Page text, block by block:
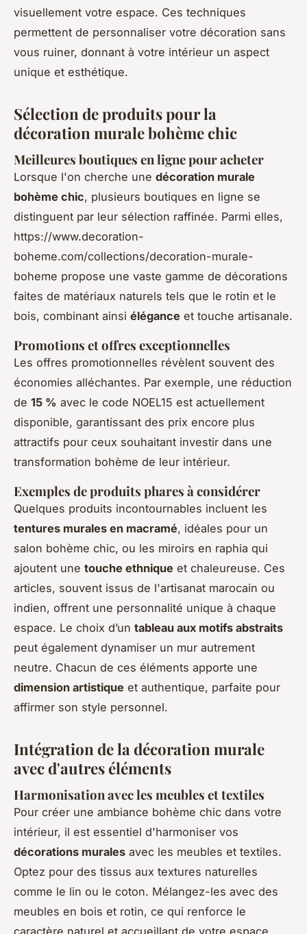
visuellement votre espace. Ces techniques
permettent de personnaliser votre décoration sans
vous ruiner, donnant à votre intérieur un aspect
unique et esthétique.
Sélection de produits pour la
décoration murale bohème chic
Meilleures boutiques en ligne pour acheter
Lorsque l'on cherche une décoration murale
bohème chic, plusieurs boutiques en ligne se
distinguent par leur sélection raffinée. Parmi elles,
https://www.decoration-
boheme.com/collections/decoration-murale-
boheme propose une vaste gamme de décorations
faites de matériaux naturels tels que le rotin et le
bois, combinant ainsi élégance et touche artisanale.
Promotions et offres exceptionnelles
Les offres promotionnelles révèlent souvent des
économies alléchantes. Par exemple, une réduction
de 15 % avec le code NOEL15 est actuellement
disponible, garantissant des prix encore plus
attractifs pour ceux souhaitant investir dans une
transformation bohème de leur intérieur.
Exemples de produits phares à considérer
Quelques produits incontournables incluent les
tentures murales en macramé, idéales pour un
salon bohème chic, ou les miroirs en raphia qui
ajoutent une touche ethnique et chaleureuse. Ces
articles, souvent issus de l'artisanat marocain ou
indien, offrent une personnalité unique à chaque
espace. Le choix d’un tableau aux motifs abstraits
peut également dynamiser un mur autrement
neutre. Chacun de ces éléments apporte une
dimension artistique et authentique, parfaite pour
affirmer son style personnel.
Intégration de la décoration murale
avec d'autres éléments
Harmonisation avec les meubles et textiles
Pour créer une ambiance bohème chic dans votre
intérieur, il est essentiel d'harmoniser vos
décorations murales avec les meubles et textiles.
Optez pour des tissus aux textures naturelles
comme le lin ou le coton. Mélangez-les avec des
meubles en bois et rotin, ce qui renforce le
caractère naturel et accueillant de votre espace.